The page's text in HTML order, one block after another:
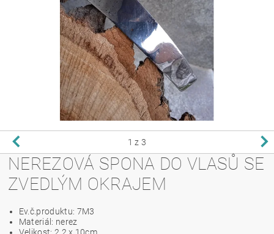
1 z 3
NEREZOVÁ SPONA DO VLASŮ SE
ZVEDLÝM OKRAJEM
Ev.č.produktu: 7M3
Materiál: nerez
Velikost: 2,2 x 10cm